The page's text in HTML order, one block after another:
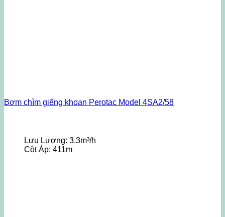
Bơm chìm giếng khoan Perotac Model 4SA2/58
Lưu Lượng: 3.3m³/h
Cột Áp: 411m